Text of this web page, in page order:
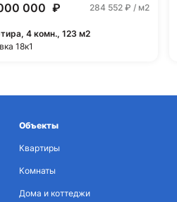
000 ₽ 284 552 ₽ / м2
4 комн., 123 м2
18к1
Объекты
Квартиры
Комнаты
Дома и коттеджи